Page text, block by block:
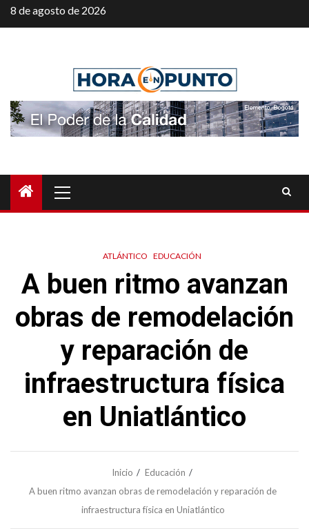
Saltar
al
8 de agosto de 2026
principal
ATLÁNTICO EDUCACIÓN
A buen ritmo avanzan
obras de remodelación
y reparación de
infraestructura física
en Uniatlántico
Inicio
Educación
A buen ritmo avanzan obras de remodelación y reparación de
infraestructura física en Uniatlántico